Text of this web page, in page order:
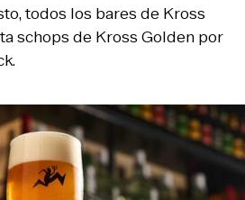
todos los bares de Kross
schops de Kross Golden por